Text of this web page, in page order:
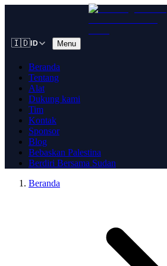
🇮🇩 ID Menu
Beranda
Tentang
Alat
Dukung kami
Tim
Kontak
Sponsor
Blog
Bebaskan Palestina
Berdiri Bersama Sudan
Beranda